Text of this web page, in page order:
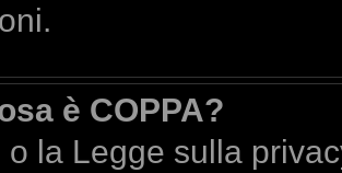
è COPPA?
o la Legge sulla